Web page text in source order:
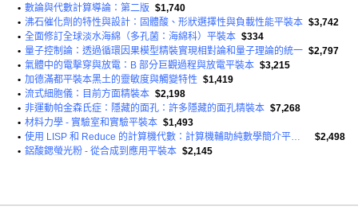
• 數論與代數計算導論：第二版 $1,740
• 沸石催化劑的特性與設計：固體酸、形狀選擇性與負載性能平裝本 $3,742
• 全面修訂全球淡水海綿（多孔菌：海綿科）平裝本 $334
• 量子控制論：透過循環因果模型精裝實現相對論和量子理論的統一 $2,797
• 氣體中的電擊穿與放電：B 部分巨觀過程與放電平裝本 $3,215
• 加德滿都平裝本黑土的靈敏度與觸變特性 $1,419
• 流式細胞儀：目前方面精裝本 $2,198
• 非運動帕金森氏症：隱藏的面孔：許多隱藏的面孔精裝本 $7,268
• 材料力學 - 實驗室和實驗平裝本 $1,493
•
$2,498
• 鋁酸鍶螢光粉 - 從合成到應用平裝本 $2,145